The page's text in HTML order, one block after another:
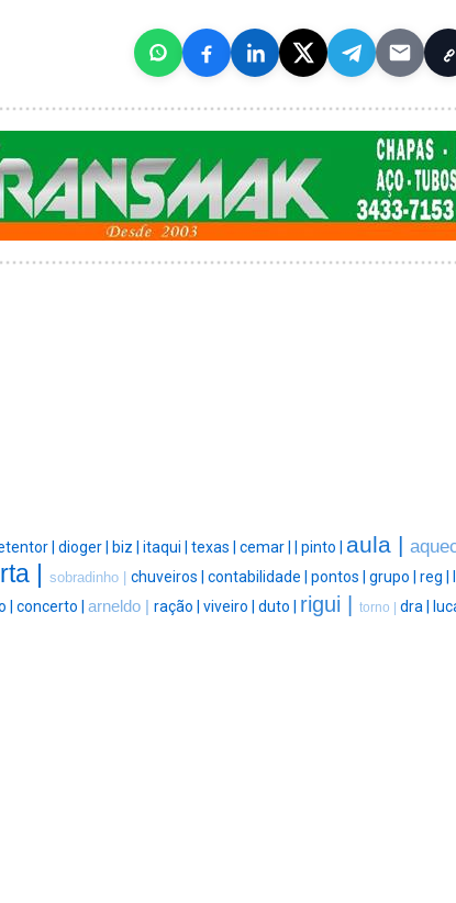
| dioger | biz | itaqui | texas | cemar | pinto | aula |
| sobradinho | chuveiros | contabilidade | pontos | grupo | reg |
| concerto | arneldo | ração | viveiro | duto | rigui | torno | dra |